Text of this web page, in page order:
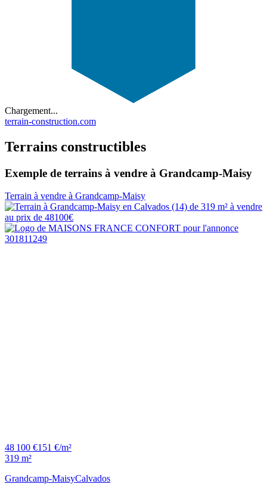
Chargement...
terrain-construction.com
Terrains constructibles
Exemple de terrains à vendre à Grandcamp-Maisy
Terrain à vendre à Grandcamp-Maisy
48 100 €151 €/m²
319 m²
Grandcamp-MaisyCalvados